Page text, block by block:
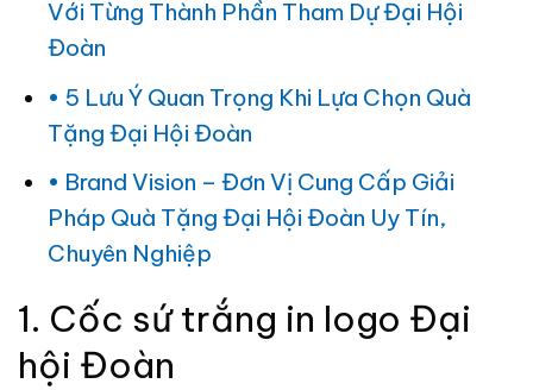
Với Từng Thành Phần Tham Dự Đại Hội
Đoàn
5 Lưu Ý Quan Trọng Khi Lựa Chọn Quà
Tặng Đại Hội Đoàn
Brand Vision – Đơn Vị Cung Cấp Giải
Pháp Quà Tặng Đại Hội Đoàn Uy Tín,
Chuyên Nghiệp
1. Cốc sứ trắng in logo Đại
hội Đoàn